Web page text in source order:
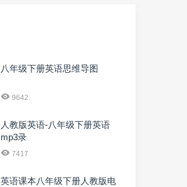
八年级下册英语思维导图
9642
人教版英语-八年级下册英语
mp3录
7417
英语课本八年级下册人教版电